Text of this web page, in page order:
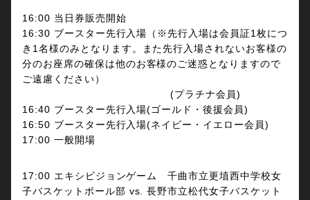
16:00 当日券販売開始
16:30 ブースター先行入場（※先行入場は会員証1枚につ
き1名様のみとなります。また先行入場されないお客様の
分のお座席の確保は他のお客様のご迷惑となりますので
ご遠慮ください）
(プラチナ会員)
16:40 ブースター先行入場(ゴールド・後援会員)
16:50 ブースター先行入場(ネイビー・イエロー会員)
17:00 一般開場
17:00 エキシビジョンゲーム 千曲市立更埴西中学校女
子バスケットボール部 vs. 長野市立松代女子バスケット